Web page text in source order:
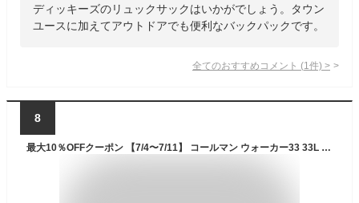
ディッキーズのリュックサックはいかがでしょう。タウン
ユースに加えてアウトドアでも便利なバックパックです。
全てのおすすめコメント (1 件) >
8
最大10％OFFクーポン 【7/4〜7/11】 コールマン ウォーカー33 33L ブラック 2000038970 バックパック リュック Coleman